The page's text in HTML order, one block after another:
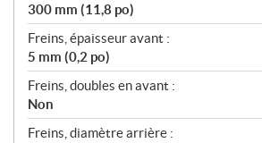
300 mm (11,8 po)
Freins, épaisseur avant :
5 mm (0,2 po)
Freins, doubles en avant :
Non
Freins, diamètre arrière :